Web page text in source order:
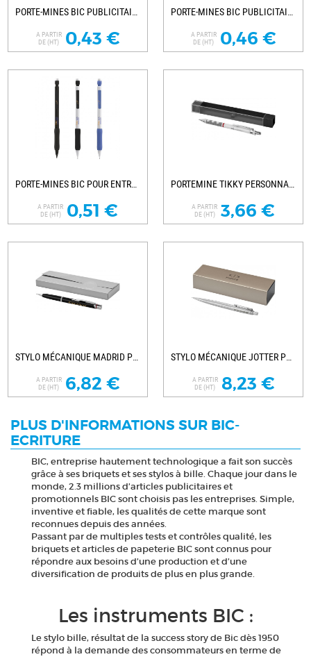
PORTE-MINES BIC PUBLICITAIRE MATIC
A PARTIR
DE (HT) 0,43 €
PORTE-MINES BIC PUBLICITAIRES MATIC...
A PARTIR
DE (HT) 0,46 €
PORTE-MINES BIC POUR ENTREPRISE MATIC GRIP
A PARTIR
DE (HT) 0,51 €
PORTEMINE TIKKY PERSONNALISABLE
A PARTIR
DE (HT) 3,66 €
A PARTIR
DE (HT) 6,82 € A PARTIR
DE (HT) 8,23 €
PLUS D'INFORMATIONS SUR BIC-
ECRITURE
BIC, entreprise hautement technologique a fait son succès
grâce à ses briquets et ses stylos à bille. Chaque jour dans le
monde, 2.3 millions d’articles publicitaires et
promotionnels BIC sont choisis pas les entreprises. Simple,
inventive et fiable, les qualités de cette marque sont
reconnues depuis des années.
Passant par de multiples tests et contrôles qualité, les
briquets et articles de papeterie BIC sont connus pour
répondre aux besoins d’une production et d’une
diversification de produits de plus en plus grande.
Les instruments BIC :
Le stylo bille, résultat de la success story de Bic dès 1950
répond à la demande des consommateurs en terme de